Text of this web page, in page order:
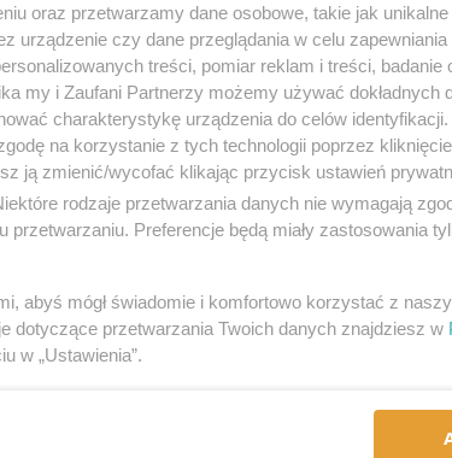
kilka sekund? Opowiedz historię nocnego
reklama
oraz przetwarzamy dane osobowe, takie jak
urządzenie czy dane przeglądania w celu zapewniania
treści, pomiar reklam i treści, badanie
my i Zaufani Partnerzy możemy używać dokładnych
charakterystykę urządzenia do celów identyfikacji.
na korzystanie z tych technologii poprzez kliknięcie
ją zmienić/wycofać klikając przycisk ustawień
rodzaje przetwarzania danych nie wymagają
Preferencje będą miały zastosowania
abyś mógł świadomie i komfortowo korzystać z
dotyczące przetwarzania Twoich danych znajdziesz w
w „Ustawienia”.